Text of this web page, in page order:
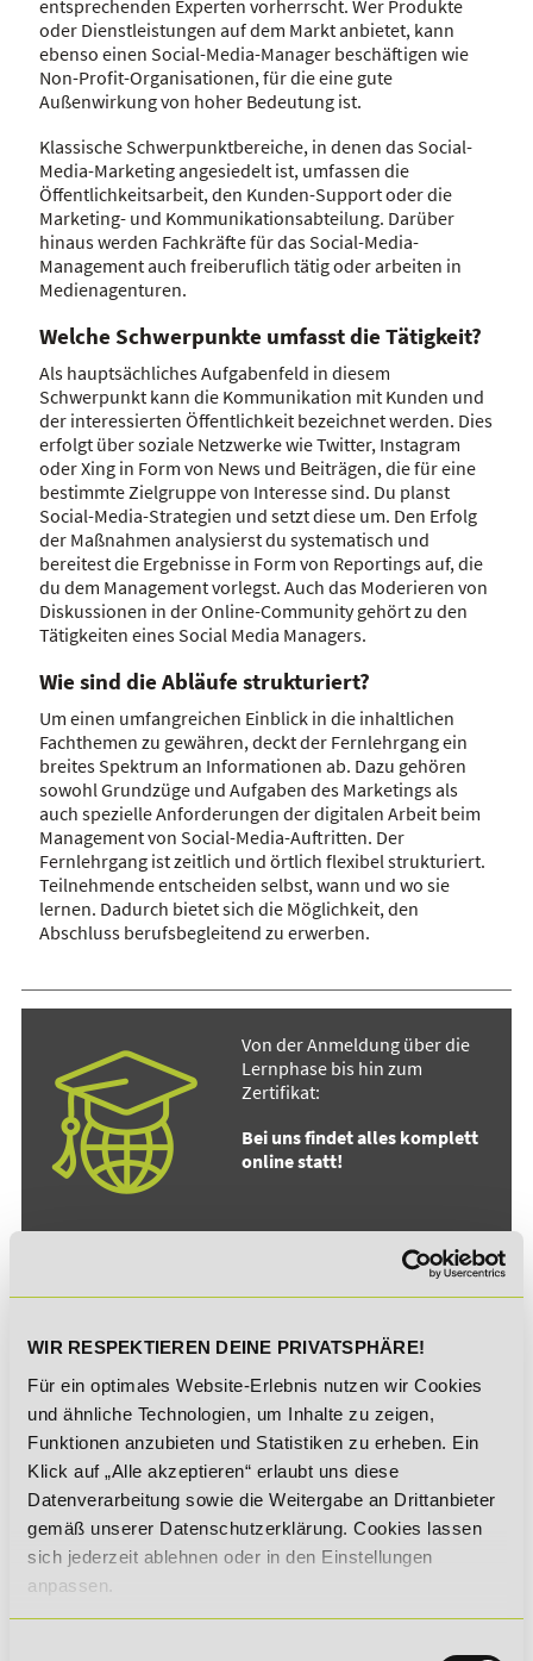
WIR RESPEKTIEREN DEINE PRIVATSPHÄRE!
Für ein optimales Website-Erlebnis nutzen wir Cookies
und ähnliche Technologien, um Inhalte zu zeigen,
Funktionen anzubieten und Statistiken zu erheben. Ein
Klick auf „Alle akzeptieren“ erlaubt uns diese
Datenverarbeitung sowie die Weitergabe an Drittanbieter
gemäß unserer Datenschutzerklärung. Cookies lassen
sich jederzeit ablehnen oder in den Einstellungen
anpassen.
entsprechenden Experten vorherrscht. Wer Produkte
oder Dienstleistungen auf dem Markt anbietet, kann
ebenso einen Social-Media-Manager beschäftigen wie
Non-Profit-Organisationen, für die eine gute
Außenwirkung von hoher Bedeutung ist.
Klassische Schwerpunktbereiche, in denen das Social-
Media-Marketing angesiedelt ist, umfassen die
Öffentlichkeitsarbeit, den Kunden-Support oder die
Marketing- und Kommunikationsabteilung. Darüber
hinaus werden Fachkräfte für das Social-Media-
Management auch freiberuflich tätig oder arbeiten in
Medienagenturen.
Welche Schwerpunkte umfasst die Tätigkeit?
Als hauptsächliches Aufgabenfeld in diesem
Schwerpunkt kann die Kommunikation mit Kunden und
der interessierten Öffentlichkeit bezeichnet werden. Dies
erfolgt über soziale Netzwerke wie Twitter, Instagram
oder Xing in Form von News und Beiträgen, die für eine
bestimmte Zielgruppe von Interesse sind. Du planst
Social-Media-Strategien und setzt diese um. Den Erfolg
der Maßnahmen analysierst du systematisch und
bereitest die Ergebnisse in Form von Reportings auf, die
du dem Management vorlegst. Auch das Moderieren von
Diskussionen in der Online-Community gehört zu den
Tätigkeiten eines Social Media Managers.
Wie sind die Abläufe strukturiert?
Um einen umfangreichen Einblick in die inhaltlichen
Fachthemen zu gewähren, deckt der Fernlehrgang ein
breites Spektrum an Informationen ab. Dazu gehören
sowohl Grundzüge und Aufgaben des Marketings als
auch spezielle Anforderungen der digitalen Arbeit beim
Management von Social-Media-Auftritten. Der
Fernlehrgang ist zeitlich und örtlich flexibel strukturiert.
Teilnehmende entscheiden selbst, wann und wo sie
lernen. Dadurch bietet sich die Möglichkeit, den
Abschluss berufsbegleitend zu erwerben.
Von der Anmeldung über die
Lernphase bis hin zum
Zertifikat:
Bei uns findet alles komplett
online statt!
Vollzeit oder berufsbegleitend
in deinem eigenen Lerntempo:
Crossmedial verknüpfen,
praxisnah anwenden und
zeitgemäß lernen:
Lernen am Puls der Zeit!